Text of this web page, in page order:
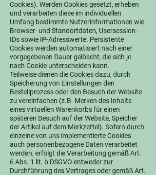
Cookies). Werden Cookies gesetzt, erheben
und verarbeiten diese im individuellen
Umfang bestimmte Nutzerinformationen wie
Browser- und Standortdaten, Usersession-
IDs sowie IP-Adresswerte. Persistente
Cookies werden automatisiert nach einer
vorgegebenen Dauer gelöscht, die sich je
nach Cookie unterscheiden kann.
Teilweise dienen die Cookies dazu, durch
Speicherung von Einstellungen den
Bestellprozess oder den Besuch der Website
zu vereinfachen (z.B. Merken des Inhalts
eines virtuellen Warenkorbs für einen
späteren Besuch auf der Website, Speicher
der Artikel auf dem Merkzettel). Sofern durch
einzelne von uns implementierte Cookies
auch personenbezogene Daten verarbeitet
werden, erfolgt die Verarbeitung gemäß Art.
6 Abs. 1 lit. b DSGVO entweder zur
Durchführung des Vertrages oder gemäß Art.